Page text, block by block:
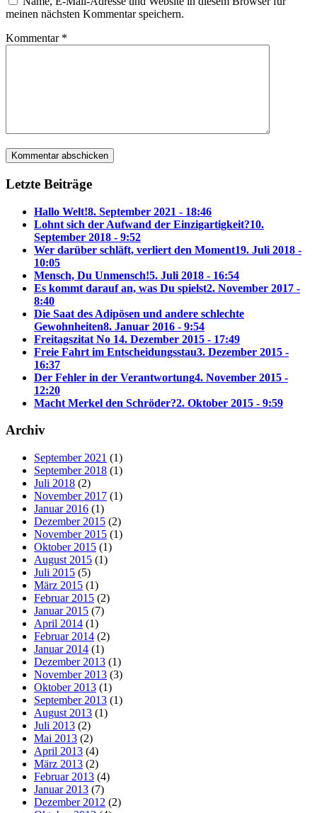
meinen nächsten Kommentar speichern.
Kommentar *
Letzte Beiträge
Hallo Welt!8. September 2021 - 18:46
Lohnt sich der Aufwand der Einzigartigkeit?10.
September 2018 - 9:52
Wer darüber schläft, verliert den Moment19. Juli 2018 -
10:05
Mensch, Du Unmensch!5. Juli 2018 - 16:54
Es kommt darauf an, was Du spielst2. November 2017 -
8:40
Die Saat des Adipösen und andere schlechte
Gewohnheiten8. Januar 2016 - 9:54
Freitagszitat No 14. Dezember 2015 - 17:49
Freie Fahrt im Entscheidungsstau3. Dezember 2015 -
16:37
Der Fehler in der Verantwortung4. November 2015 -
12:20
Macht Merkel den Schröder?2. Oktober 2015 - 9:59
Archiv
September 2021 (1)
September 2018 (1)
Juli 2018 (2)
November 2017 (1)
Januar 2016 (1)
Dezember 2015 (2)
November 2015 (1)
Oktober 2015 (1)
August 2015 (1)
Juli 2015 (5)
März 2015 (1)
Februar 2015 (2)
Januar 2015 (7)
April 2014 (1)
Februar 2014 (2)
Januar 2014 (1)
Dezember 2013 (1)
November 2013 (3)
Oktober 2013 (1)
September 2013 (1)
August 2013 (1)
Juli 2013 (2)
Mai 2013 (2)
April 2013 (4)
März 2013 (2)
Februar 2013 (4)
Januar 2013 (7)
Dezember 2012 (2)